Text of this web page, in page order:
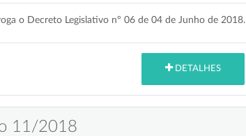
o Decreto Legislativo nº 06 de 04 de Junho de 2018.
DETALHES
11/2018